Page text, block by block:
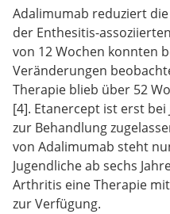
Adalimumab reduziert
der Enthesitis-
von 12 Wochen konnten
Veränderungen
Therapie blieb über 52
[4]. Etanercept ist erst bei
zur Behandlung
von Adalimumab steht
Jugendliche ab sechs
Arthritis eine Therapie
zur Verfügung.